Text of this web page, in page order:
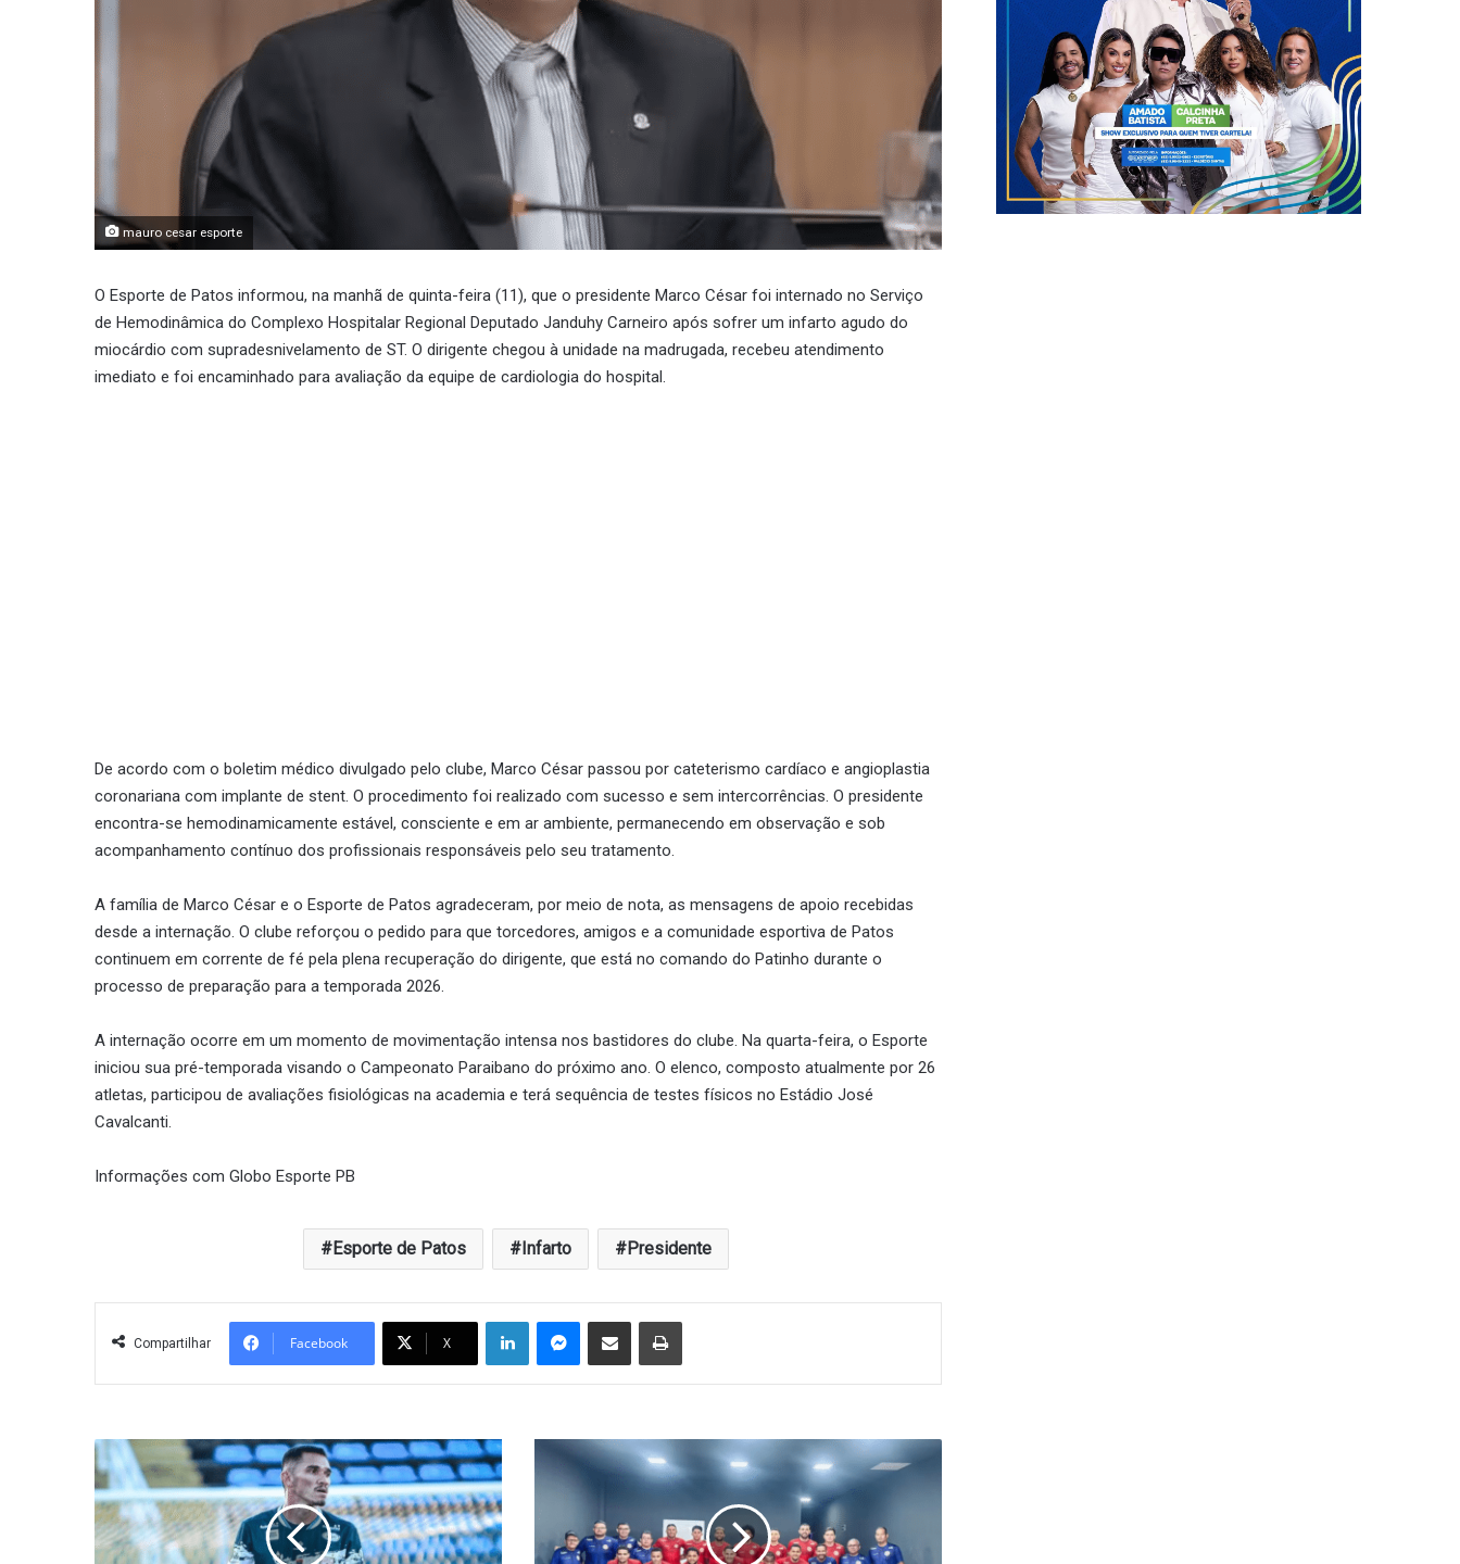
mauro cesar esporte
O Esporte de Patos informou, na manhã de quinta-feira (11), que o presidente Marco César foi internado no Serviço
de Hemodinâmica do Complexo Hospitalar Regional Deputado Janduhy Carneiro após sofrer um infarto agudo do
miocárdio com supradesnivelamento de ST. O dirigente chegou à unidade na madrugada, recebeu atendimento
imediato e foi encaminhado para avaliação da equipe de cardiologia do hospital.
De acordo com o boletim médico divulgado pelo clube, Marco César passou por cateterismo cardíaco e angioplastia
coronariana com implante de stent. O procedimento foi realizado com sucesso e sem intercorrências. O presidente
encontra-se hemodinamicamente estável, consciente e em ar ambiente, permanecendo em observação e sob
acompanhamento contínuo dos profissionais responsáveis pelo seu tratamento.
A família de Marco César e o Esporte de Patos agradeceram, por meio de nota, as mensagens de apoio recebidas
desde a internação. O clube reforçou o pedido para que torcedores, amigos e a comunidade esportiva de Patos
continuem em corrente de fé pela plena recuperação do dirigente, que está no comando do Patinho durante o
processo de preparação para a temporada 2026.
A internação ocorre em um momento de movimentação intensa nos bastidores do clube. Na quarta-feira, o Esporte
iniciou sua pré-temporada visando o Campeonato Paraibano do próximo ano. O elenco, composto atualmente por 26
atletas, participou de avaliações fisiológicas na academia e terá sequência de testes físicos no Estádio José
Cavalcanti.
Informações com Globo Esporte PB
Esporte de Patos Infarto Presidente
Compartilhar Facebook X
LinkedinMessenger
Compartilhar via e-mail Imprimir
Luís
Henrique
vai
seguir
no
Esporte
pré-